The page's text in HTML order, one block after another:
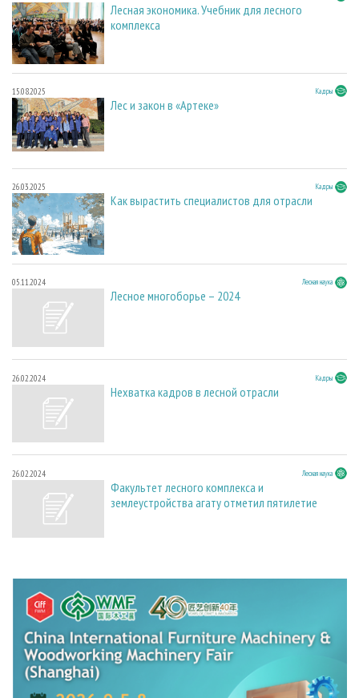
Лесная экономика. Учебник для лесного
комплекса
15.08.2025 Кадры
Лес и закон в «Артеке»
26.03.2025 Кадры
Как вырастить специалистов для отрасли
05.11.2024 Лесная наука
Лесное многоборье – 2024
26.02.2024 Кадры
Нехватка кадров в лесной отрасли
26.02.2024 Лесная наука
Факультет лесного комплекса и
землеустройства агату отметил пятилетие